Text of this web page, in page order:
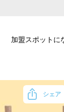
シェア
加盟スポットに